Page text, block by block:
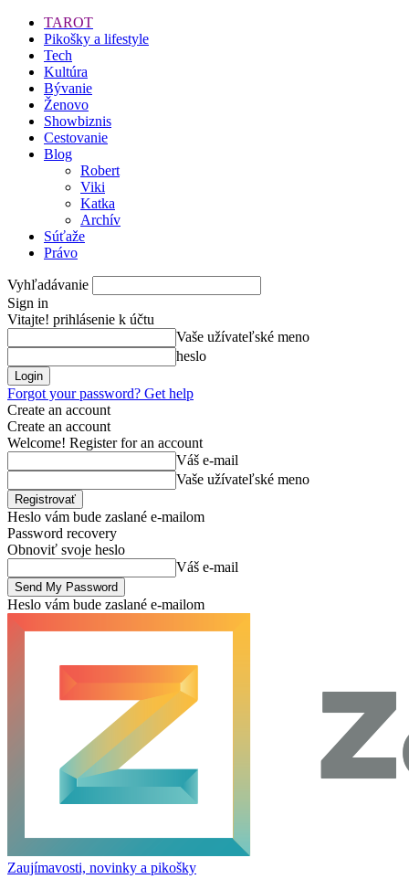
TAROT
Pikošky a lifestyle
Tech
Kultúra
Bývanie
Ženovo
Showbiznis
Cestovanie
Blog
Robert
Viki
Katka
Archív
Súťaže
Právo
Vyhľadávanie
Sign in
Vitajte! prihlásenie k účtu
Vaše užívateľské meno
heslo
Forgot your password? Get help
Create an account
Create an account
Welcome! Register for an account
Váš e-mail
Vaše užívateľské meno
Heslo vám bude zaslané e-mailom
Password recovery
Obnoviť svoje heslo
Váš e-mail
Heslo vám bude zaslané e-mailom
Zaujímavosti, novinky a pikošky